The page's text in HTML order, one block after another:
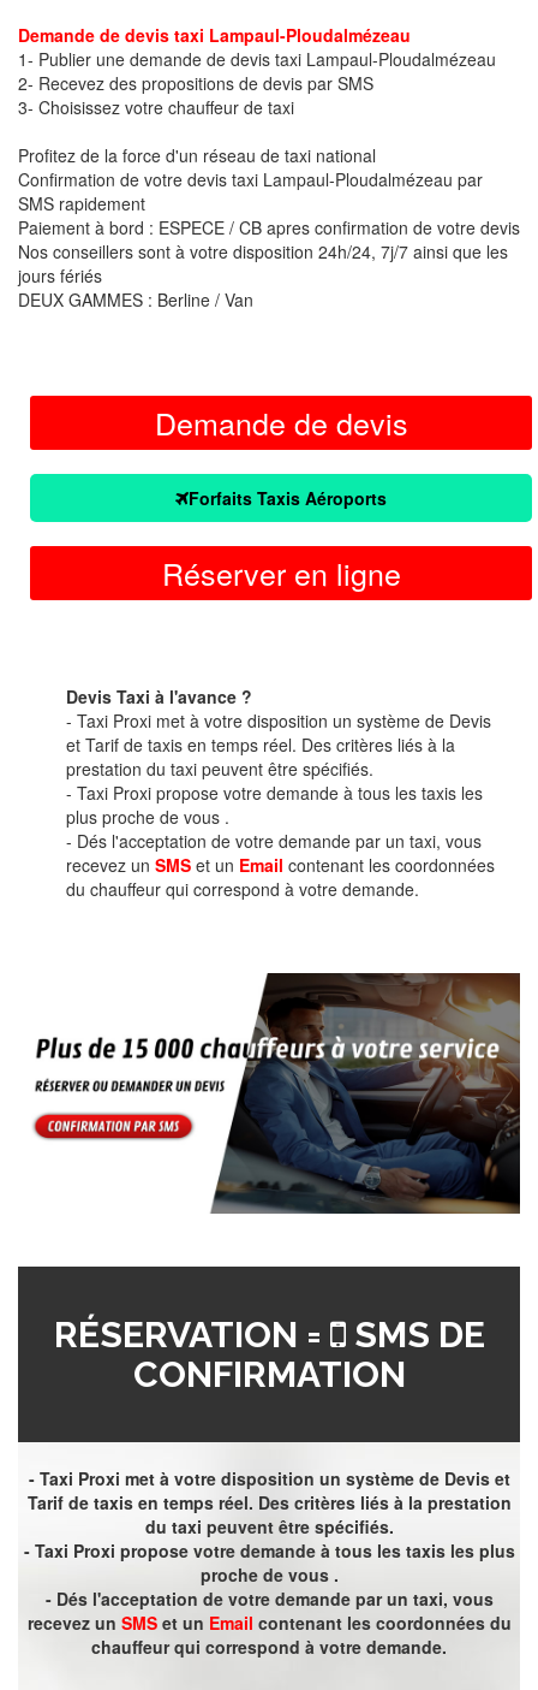
Demande de devis taxi Lampaul-Ploudalmézeau
1- Publier une demande de devis taxi Lampaul-Ploudalmézeau
2- Recevez des propositions de devis par SMS
3- Choisissez votre chauffeur de taxi
Profitez de la force d'un réseau de taxi national
Confirmation de votre devis taxi Lampaul-Ploudalmézeau par
SMS rapidement
Paiement à bord : ESPECE / CB apres confirmation de votre devis
Nos conseillers sont à votre disposition 24h/24, 7j/7 ainsi que les
jours fériés
DEUX GAMMES : Berline / Van
Demande de devis
Forfaits Taxis Aéroports
Réserver en ligne
Devis Taxi à l'avance ?
- Taxi Proxi met à votre disposition un système de Devis
et Tarif de taxis en temps réel. Des critères liés à la
prestation du taxi peuvent être spécifiés.
- Taxi Proxi propose votre demande à tous les taxis les
plus proche de vous .
- Dés l'acceptation de votre demande par un taxi, vous
recevez un SMS et un Email contenant les coordonnées
du chauffeur qui correspond à votre demande.
RÉSERVATION =
SMS DE
CONFIRMATION
- Taxi Proxi met à votre disposition un système de Devis et
Tarif de taxis en temps réel. Des critères liés à la prestation
du taxi peuvent être spécifiés.
- Taxi Proxi propose votre demande à tous les taxis les plus
proche de vous .
- Dés l'acceptation de votre demande par un taxi, vous
recevez un SMSet un Email contenant les coordonnées du
chauffeur qui correspond à votre demande.